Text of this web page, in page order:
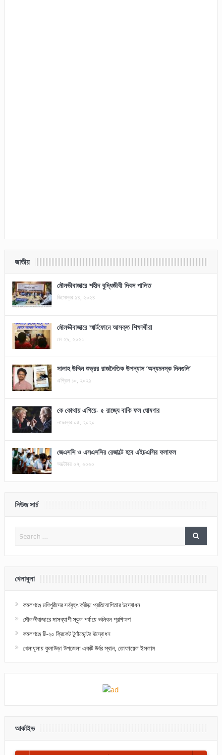
জাতীয়
মৌলভীবাজারে শহীদ বুদ্ধিজীবী দিবস পালিত
ডিসেম্বর ১৪, ২০২৪
মৌলভীবাজারে স্মার্টফোনে আসক্ত শিক্ষার্থীরা
মে ২৯, ২০২১
সালাহ উদ্দিন শুভ্রর রাজনৈতিক উপন্যাস ‘অন্যমনস্ক দিনগুলি’
এপ্রিল ১০, ২০২১
কে কোথায় এগিয়ে- ৫ রাজ্যে বাকি ফল ঘোষণার
নভেম্বর ০৫, ২০২০
জেএসসি ও এসএসসির রেজাল্টে হবে এইচএসির ফলাফল
অক্টোবর ০৭, ২০২০
নিউজ সার্চ
খেলাধূলা
কমলগঞ্জে মণিপুরীদের সর্ববৃহৎ ক্রীড়া প্রতিযোগিতার উদ্বোধন
মৌলভীবাজারে মাসব্যাপী স্কুল পর্যায়ে ভলিবল প্রশিক্ষণ
কমলগঞ্জে টি-২০ ক্রিকেট টুর্ণামেন্টের উদ্বোধন
খেলাধূলায় কুলাউড়া উপজেলা একটি উর্বর স্থান, তোফায়েল ইসলাম
আর্কাইভ